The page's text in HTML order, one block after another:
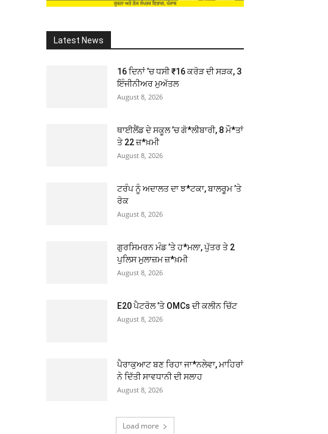
Latest News
16 ਦਿਨਾਂ ’ਚ ਧਸੀ ₹16 ਕਰੋੜ ਦੀ ਸੜਕ, 3
ਇੰਜੀਨੀਅਰ ਮੁਅੱਤਲ
August 8, 2026
ਥਾਈਲੈਂਡ ਦੇ ਸਕੂਲ ’ਚ ਗੋ*ਲੀਬਾਰੀ, 8 ਮੌ*ਤਾਂ
ਤੇ 22 ਜ਼*ਖ਼ਮੀ
August 8, 2026
ਟਰੰਪ ਨੂੰ ਅਦਾਲਤ ਦਾ ਝ*ਟਕਾ, ਬਾਲਰੂਮ ’ਤੇ
ਰੋਕ
August 8, 2026
ਗੁਰਸਿਮਰਨ ਮੰਡ ’ਤੇ ਹ*ਮਲਾ, ਪੁੱਤਰ ਤੇ 2
ਪੁਲਿਸ ਮੁਲਾਜ਼ਮ ਜ਼*ਖ਼ਮੀ
August 8, 2026
E20 ਪੈਟਰੋਲ ’ਤੇ OMCs ਦੀ ਕਲੀਨ ਚਿੱਟ
August 8, 2026
ਪੈਰਾਕੁਆਟ ਬਣ ਰਿਹਾ ਜਾ*ਨਲੇਵਾ, ਮਾਹਿਰਾਂ
ਨੇ ਦਿੱਤੀ ਸਾਵਧਾਨੀ ਦੀ ਸਲਾਹ
August 8, 2026
Load more